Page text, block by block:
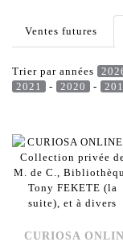
Ventes futures
Trier par années
2021
- 2020 -
CURIOSA